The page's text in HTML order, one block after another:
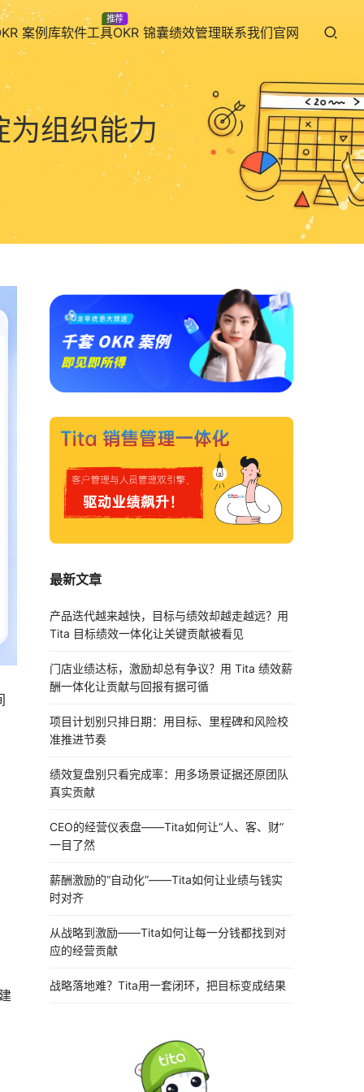
案例库软件工具
推荐
OKR 锦囊绩效管理联系我们官网
组织能力
最新文章
产品迭代越来越快，目标与绩效却越走越远？用
Tita 目标绩效一体化让关键贡献被看见
门店业绩达标，激励却总有争议？用 Tita 绩效薪
酬一体化让贡献与回报有据可循
项目计划别只排日期：用目标、里程碑和风险校
准推进节奏
绩效复盘别只看完成率：用多场景证据还原团队
真实贡献
CEO的经营仪表盘——Tita如何让“人、客、财”
一目了然
薪酬激励的“自动化”——Tita如何让业绩与钱实
时对齐
从战略到激励——Tita如何让每一分钱都找到对
应的经营贡献
战略落地难？Tita用一套闭环，把目标变成结果